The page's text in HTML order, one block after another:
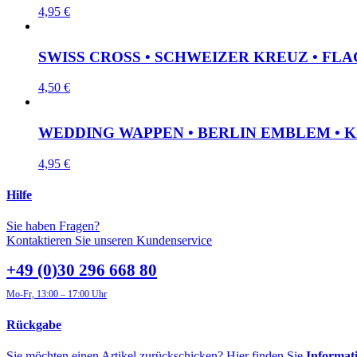
4,95 €
SWISS CROSS • SCHWEIZER KREUZ •
4,50 €
WEDDING WAPPEN • BERLIN EMBLEM •
4,95 €
Hilfe
Sie haben Fragen?
Kontaktieren Sie unseren Kundenservice
+49 (0)30 296 668 80
Mo-Fr, 13:00 – 17:00 Uhr
Rückgabe